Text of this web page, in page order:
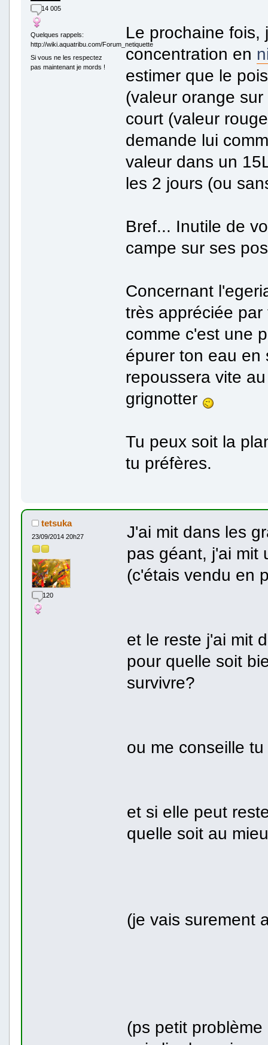
14 005
Quelques rappels:
http://wiki.aquatribu.com/Forum_netiquette
Si vous ne les respectez
pas maintenant je mords !
Le prochaine fois,
concentration en
estimer que le
(valeur orange
court (valeur
demande lui
valeur dans un
les 2 jours (ou
Bref... Inutile de
campe sur ses
Concernant
très appréciée
comme c'est une
épurer ton eau
repoussera vite
grignotter
Tu peux soit la
tu préfères.
tetsuka
23/09/2014 20h27
120
J'ai mit dans les
pas géant, j'ai mit
(c'étais vendu en
et le reste j'ai mit
pour quelle soit
survivre?
ou me conseille
et si elle peut
quelle soit au
(je vais surement
(ps petit